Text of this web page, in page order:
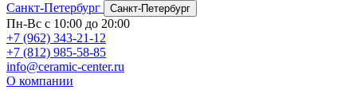
Санкт-Петербург
Санкт-Петербург
Пн-Вс с 10:00 до 20:00
+7 (962) 343-21-12
+7 (812) 985-58-85
info@ceramic-center.ru
О компании